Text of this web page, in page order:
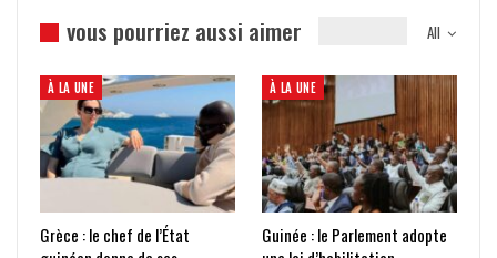
All
vous pourriez aussi aimer
À LA UNE
Grèce : le chef de l’État
À LA UNE
Guinée : le Parlement adopte